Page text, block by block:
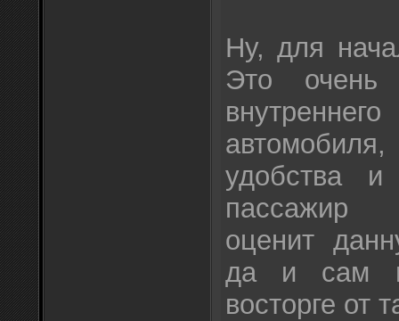
Ну, для
Это очень
автомобиля,
удобства
пассажир
оценит
да и сам
восторге от